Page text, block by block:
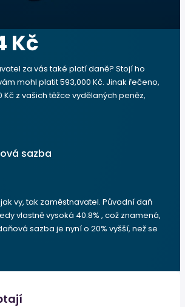
Kč
za vás také platí daně? Stojí ho
mohl platit 593,000 Kč. Jinak řečeno,
Kč z vašich těžce vydělaných peněz,
sazba
vy, tak zaměstnavatel. Původní daň
vlastně vysoká 40.8% , což znamená,
sazba je nyní o 20% vyšší, než se